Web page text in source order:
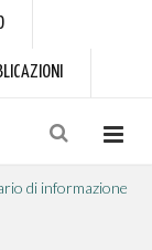
di informazione